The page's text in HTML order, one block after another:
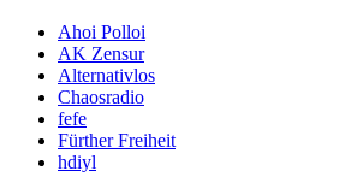
Ahoi Polloi
AK Zensur
Alternativlos
Chaosradio
fefe
Fürther Freiheit
hdiyl